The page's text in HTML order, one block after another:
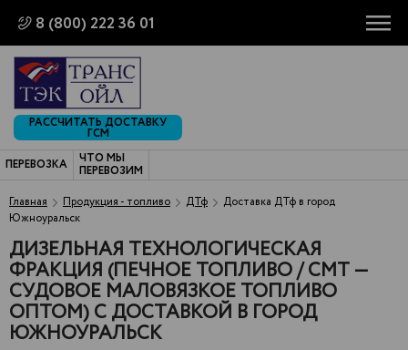
8 (800) 222 36 01
РАССЧИТАТЬ ДОСТАВКУ
ГСМ
ПЕРЕВОЗКА
ЧТО МЫ
ПЕРЕВОЗИМ
Главная
Продукция - топливо ДТф
Доставка ДТф в город
Южноуральск
ДИЗЕЛЬНАЯ ТЕХНОЛОГИЧЕСКАЯ
ФРАКЦИЯ (ПЕЧНОЕ ТОПЛИВО / СМТ —
СУДОВОЕ МАЛОВЯЗКОЕ ТОПЛИВО
ОПТОМ) С ДОСТАВКОЙ В ГОРОД
ЮЖНОУРАЛЬСК